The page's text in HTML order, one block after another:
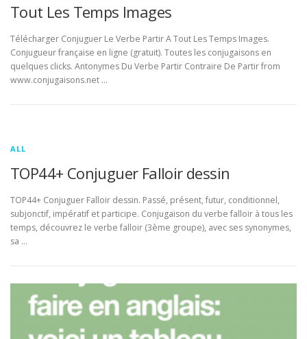
Tout Les Temps Images
Télécharger Conjuguer Le Verbe Partir A Tout Les Temps Images.
Conjugueur française en ligne (gratuit). Toutes les conjugaisons en
quelques clicks. Antonymes Du Verbe Partir Contraire De Partir from
www.conjugaisons.net …
ALL
TOP44+ Conjuguer Falloir dessin
TOP44+ Conjuguer Falloir dessin. Passé, présent, futur, conditionnel,
subjonctif, impératif et participe. Conjugaison du verbe falloir à tous les
temps, découvrez le verbe falloir (3ème groupe), avec ses synonymes,
sa …